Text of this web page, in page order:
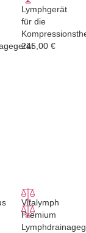
Lymphgerät
für die
245,00 €
Vitalymph
Premium